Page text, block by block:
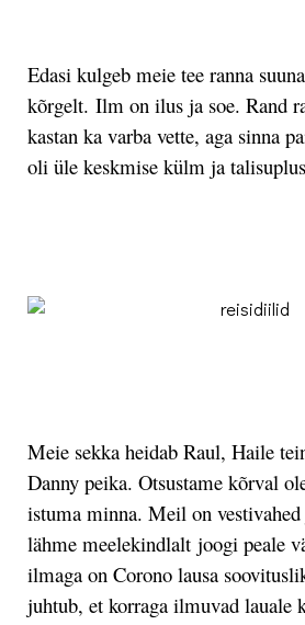
Edasi kulgeb meie tee ranna
kõrgelt. Ilm on ilus ja soe. Rand
kastan ka varba vette, aga sinna
oli üle keskmise külm ja
Meie sekka heidab Raul, Haile
Danny peika. Otsustame kõrval
istuma minna. Meil on
lähme meelekindlalt joogi peale
ilmaga on Corono lausa
juhtub, et korraga ilmuvad lauale